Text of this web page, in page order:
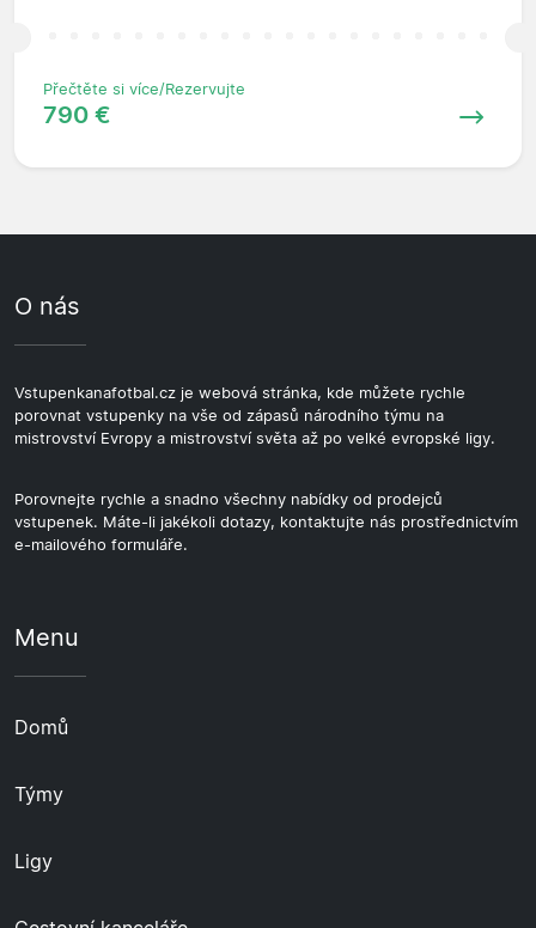
Přečtěte si více/Rezervujte
790 €
O nás
Vstupenkanafotbal.cz je webová stránka, kde můžete rychle
porovnat vstupenky na vše od zápasů národního týmu na
mistrovství Evropy a mistrovství světa až po velké evropské ligy.
Porovnejte rychle a snadno všechny nabídky od prodejců
vstupenek. Máte-li jakékoli dotazy, kontaktujte nás prostřednictvím
e-mailového formuláře.
Menu
Domů
Týmy
Ligy